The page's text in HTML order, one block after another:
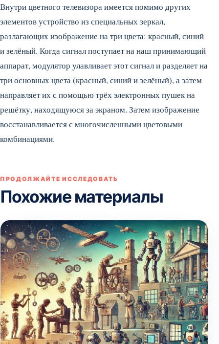
Внутри цветного телевизора имеется помимо других
элементов устройство из специальных зеркал,
разлагающих изображение на три цвета: красный, синий
и зелёный. Когда сигнал поступает на наш принимающий
аппарат, модулятор улавливает этот сигнал и разделяет на
три основных цвета (красный, синий и зелёный), а затем
направляет их с помощью трёх электронных пушек на
решётку, находящуюся за экраном. Затем изображение
восстанавливается с многочисленными цветовыми
комбинациями.
ПРОДОЛЖАЙТЕ ИССЛЕДОВАТЬ
Похожие материалы